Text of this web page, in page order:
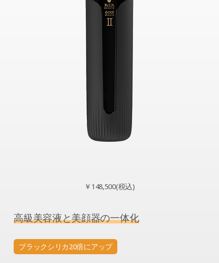
￥148,500(税込)
高級美容液と美顔器の一体化
ブラックシリカ20倍にアップ